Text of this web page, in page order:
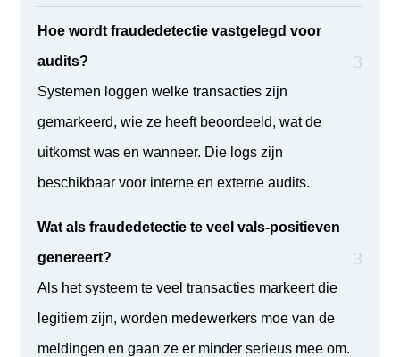
Hoe wordt fraudedetectie vastgelegd voor
audits?
Systemen loggen welke transacties zijn
gemarkeerd, wie ze heeft beoordeeld, wat de
uitkomst was en wanneer. Die logs zijn
beschikbaar voor interne en externe audits.
Wat als fraudedetectie te veel vals-positieven
genereert?
Als het systeem te veel transacties markeert die
legitiem zijn, worden medewerkers moe van de
meldingen en gaan ze er minder serieus mee om.